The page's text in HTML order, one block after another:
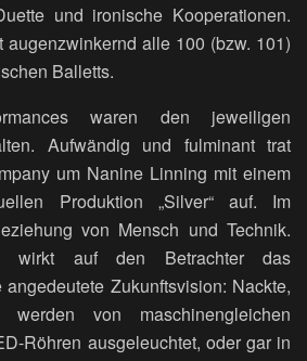
und ironische Kooperationen.
augenzwinkernd alle 100 (bzw. 101)
Balletts.
waren den jeweiligen
Aufwändig und fulminant trat
um Nanine Linning mit einem
Produktion „Silver“ auf. Im
von Mensch und Technik.
wirkt auf den Betrachter das
Zukunftsvision: Nackte,
werden von maschinengleichen
Röhren ausgeleuchtet, oder gar in